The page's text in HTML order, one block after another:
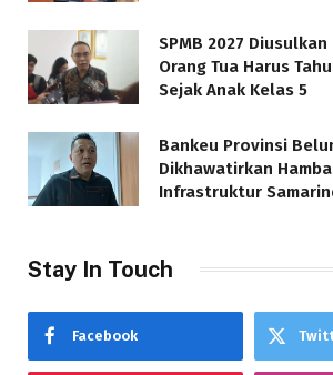
SPMB 2027
Orang Tua Harus
Sejak Anak Kelas 5
Bankeu Provinsi
Dikhawatirkan
Infrastruktur
Stay In Touch
Facebook